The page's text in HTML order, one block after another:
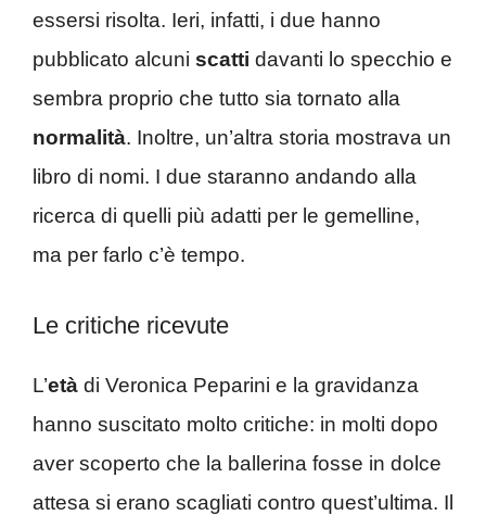
essersi risolta. Ieri, infatti, i due hanno
pubblicato alcuni scatti davanti lo specchio e
sembra proprio che tutto sia tornato alla
normalità. Inoltre, un’altra storia mostrava un
libro di nomi. I due staranno andando alla
ricerca di quelli più adatti per le gemelline,
ma per farlo c’è tempo.
Le critiche ricevute
L’età di Veronica Peparini e la gravidanza
hanno suscitato molto critiche: in molti dopo
aver scoperto che la ballerina fosse in dolce
attesa si erano scagliati contro quest’ultima. Il